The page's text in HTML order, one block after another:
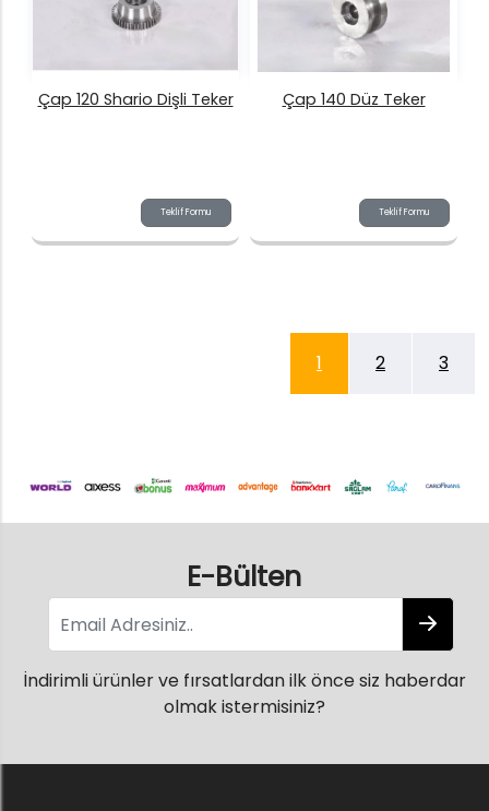
Teklif Formu
Çap 120 Shario Dişli Teker
Teklif Formu
Çap 140 Düz Teker
1 2 3
E-Bülten
İndirimli ürünler ve fırsatlardan ilk önce siz haberdar
olmak istermisiniz?